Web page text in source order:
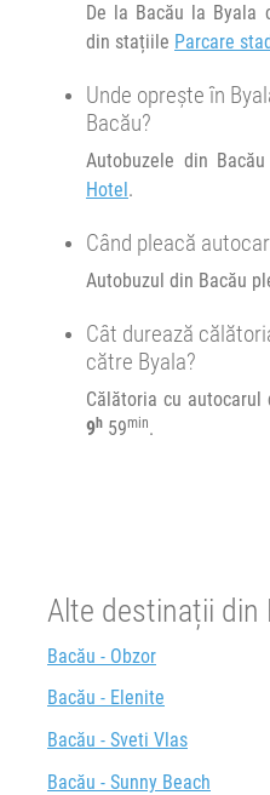
Durată:
min
De la Bacău la Byala
din stațiile Parcare
Unde oprește în
Bacău?
Autobuzele din
Hotel .
Când pleacă
Autobuzul din Bacău
Cât durează
către Byala?
Călătoria cu autocarul
9h 59min.
Alte destinații din
Bacău - Obzor
Bacău - Elenite
Bacău - Sveti Vlas
Bacău - Sunny Beach